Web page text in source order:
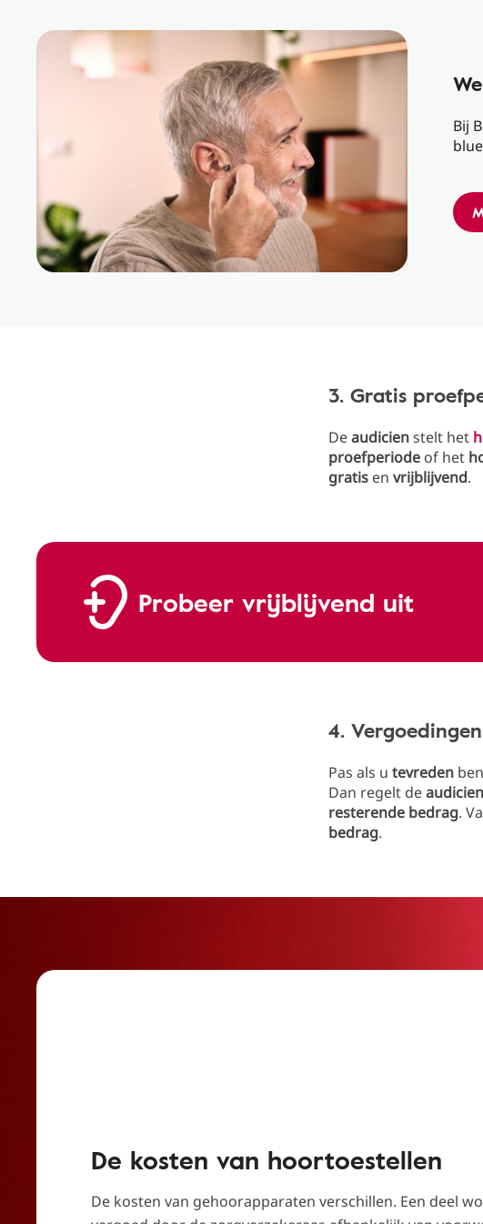
Bij
3. Gratis
Deaudicienstelt het
proefperiode of het
gratis en vrijblijvend.
Probeer vrijblijvend uit
4.
Pas als u tevreden
Dan regelt deaudicien
resterende bedrag.
bedrag.
De kosten van hoortoestellen
De kosten van gehoorapparaten verschillen. Een deel